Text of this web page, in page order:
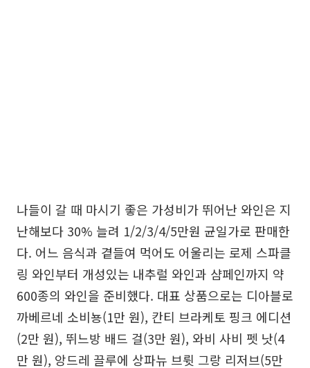
나들이 갈 때 마시기 좋은 가성비가 뛰어난 와인은 지
난해보다 30% 늘려 1/2/3/4/5만원 균일가로 판매한
다. 어느 음식과 곁들여 먹어도 어울리는 로제 스파클
링 와인부터 개성있는 내추럴 와인과 샴페인까지 약
600종의 와인을 준비했다. 대표 상품으로는 디아블로
까베르네 소비뇽(1만 원), 칸티 브라케토 핑크 에디션
(2만 원), 뛰느방 배드 걸(3만 원), 와비 사비 펫 낫(4
만 원), 앙드레 끌루에 상파뉴 브륏 그랑 리저브(5만